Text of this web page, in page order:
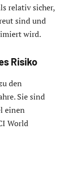
relativ sicher,
sind und
wird.
Risiko
den
Sie sind
einen
World